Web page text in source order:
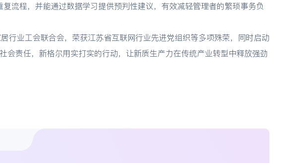
流程，并能通过数据学习提供预判性建议，有效减轻管理者的繁琐事务负
行业工会联合会，荣获江苏省互联网行业先进党组织等多项殊荣，同时启动
责任，新格尔用实打实的行动，让新质生产力在传统产业转型中释放强劲